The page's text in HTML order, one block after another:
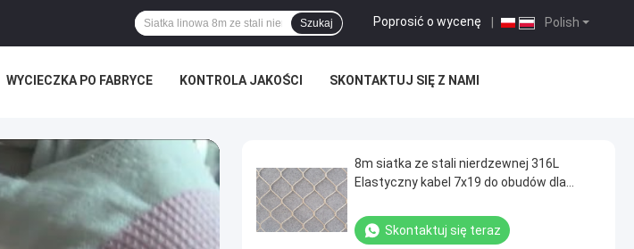
Polish
Poprosić o wycenę
Szukaj
WYCIECZKA PO FABRYCE KONTROLA JAKOŚCI SKONTAKTUJ SIĘ Z NAMI
8m siatka ze stali nierdzewnej 316L
Elastyczny kabel 7x19 do obudów dla
Skontaktuj się teraz